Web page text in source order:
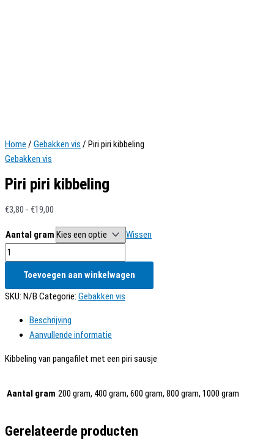
Home / Gebakken vis / Piri piri kibbeling
Gebakken vis
Piri piri kibbeling
€3,80 - €19,00
tot
Aantal gram
Wissen
Piri
piri
kibbeling
aantal
Toevoegen aan winkelwagen
SKU: N/B Categorie: Gebakken vis
Beschrijving
Aanvullende informatie
Kibbeling van pangafilet met een piri sausje
Aantal gram 200 gram, 400 gram, 600 gram, 800 gram, 1000 gram
Gerelateerde producten